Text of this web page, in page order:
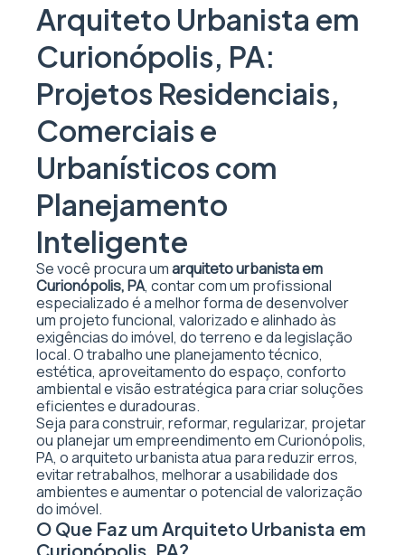
Arquiteto Urbanista em
Curionópolis, PA:
Projetos Residenciais,
Comerciais e
Urbanísticos com
Planejamento
Inteligente
Se você procura umarquiteto urbanista em
Curionópolis, PA, contar com um profissional
especializado é a melhor forma de desenvolver
um projeto funcional, valorizado e alinhado às
exigências do imóvel, do terreno e da legislação
local. O trabalho une planejamento técnico,
estética, aproveitamento do espaço, conforto
ambiental e visão estratégica para criar soluções
eficientes e duradouras.
Seja para construir, reformar, regularizar, projetar
ou planejar um empreendimento em Curionópolis,
PA, o arquiteto urbanista atua para reduzir erros,
evitar retrabalhos, melhorar a usabilidade dos
ambientes e aumentar o potencial de valorização
do imóvel.
O Que Faz um Arquiteto Urbanista em
Curionópolis, PA?